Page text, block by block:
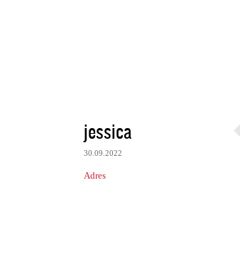
jessica
30.09.2022
Adres